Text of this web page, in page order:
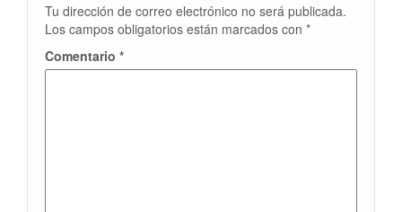
Tu dirección de correo electrónico no será publicada.
Los campos obligatorios están marcados con *
Comentario *